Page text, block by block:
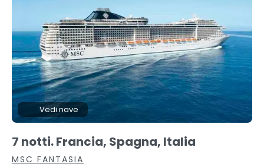
Vedi nave
7 notti. Francia, Spagna, Italia
MSC FANTASIA